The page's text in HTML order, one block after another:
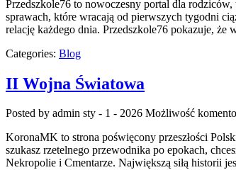
Przedszkole76 to nowoczesny portal dla
sprawach, które wracają od pierwszych tygodni
relację każdego dnia. Przedszkole76 pokazuje,
Categories: Blog
II Wojna Światowa
Posted by admin sty - 1 - 2026 Możliwość
KoronaMK to strona poświęcony przeszłości
szukasz rzetelnego przewodnika po epokach,
Nekropolie i Cmentarze. Największą siłą historii